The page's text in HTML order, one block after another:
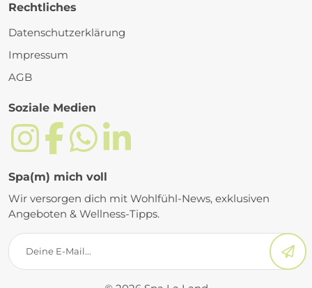
Rechtliches
Datenschutzerklärung
Impressum
AGB
Soziale Medien
Spa(m) mich voll
Wir versorgen dich mit Wohlfühl-News, exklusiven
Angeboten & Wellness-Tipps.